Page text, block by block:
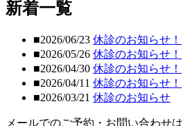
新着一覧
■2026/06/23 休診のお知らせ！
■2026/05/26 休診のお知らせ！
■2026/04/30 休診のお知らせ！
■2026/04/11 休診のお知らせ！
■2026/03/21 休診のお知らせ
メールでのご予約・お問い合わせは